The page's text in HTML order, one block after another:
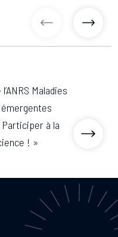
articles
Maladies
Participer à la
! »